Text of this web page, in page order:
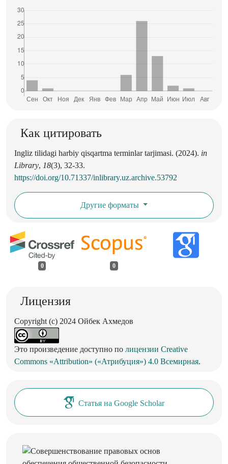
Как цитировать
Ingliz tilidagi harbiy qisqartma terminlar tarjimasi. (2024). in
Library, 18(3), 32-33.
https://doi.org/10.71337/inlibrary.uz.archive.53792
Другие форматы
0 0
Лицензия
Copyright (c) 2024 Ойбек Ахмедов
Это произведение доступно по лицензии Creative
Commons «Attribution» («Атрибуция») 4.0 Всемирная.
Статья на Google Scholar